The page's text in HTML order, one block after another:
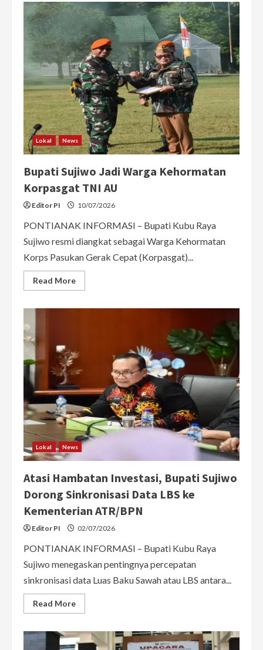
Resmikan
Ruang
Publik
Tugu
Langsat,
Dorong
UMKM
dan
Kreativitas
Warga
Punggur
Kecil
Lokal News
Bupati Sujiwo Jadi Warga Kehormatan
Korpasgat TNI AU
Editor PI 10/07/2026
PONTIANAK INFORMASI – Bupati Kubu Raya
Sujiwo resmi diangkat sebagai Warga Kehormatan
Korps Pasukan Gerak Cepat (Korpasgat)...
Read MoreRead
more
TNI
Lokal News
Atasi Hambatan Investasi, Bupati Sujiwo
Dorong Sinkronisasi Data LBS ke
Kementerian ATR/BPN
Editor PI 02/07/2026
PONTIANAK INFORMASI – Bupati Kubu Raya
Sujiwo menegaskan pentingnya percepatan
sinkronisasi data Luas Baku Sawah atau LBS antara...
Read MoreRead
more
Hambatan
Investasi,